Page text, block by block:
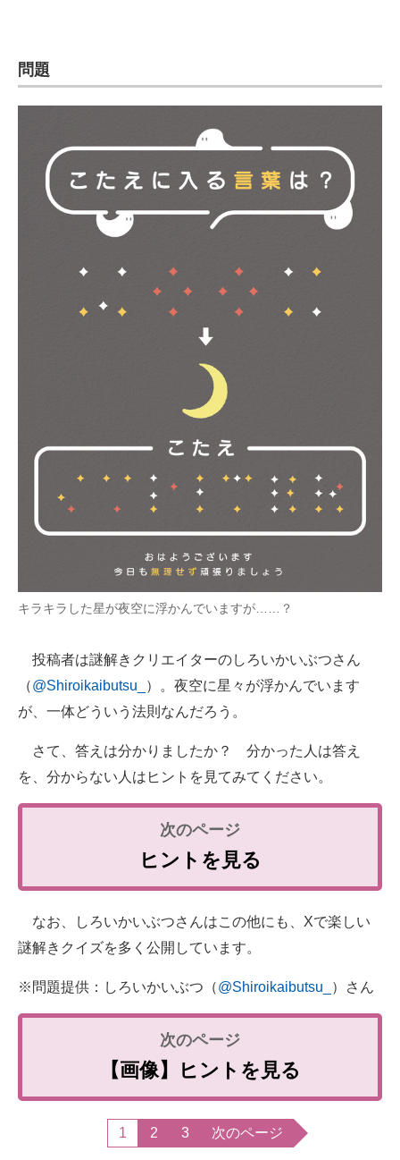
企業向けIT製品の総合サイト
製造業のIT導入・活用を支援
モノづくり技術者専門サイト
電子設計の基本と応用
エネルギーの専門メディア
問題
キラキラした星が夜空に浮かんでいますが……？
投稿者は謎解きクリエイターのしろいかいぶつさん
（@Shiroikaibutsu_
）。夜空に星々が浮かんでいます
が、一体どういう法則なんだろう。
さて、答えは分かりましたか？ 分かった人は答え
を、分からない人はヒントを見てみてください。
ヒントを見る
なお、しろいかいぶつさんはこの他にも、Xで楽しい
謎解きクイズを多く公開しています。
※問題提供：しろいかいぶつ（@Shiroikaibutsu_ ）さん
【画像】ヒントを見る
1 2 3 次のページ